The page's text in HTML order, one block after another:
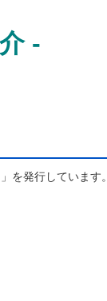
-
を発行しています。